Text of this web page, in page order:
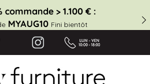
commande > 1.100 € :
MYAUG10 Fini bientôt